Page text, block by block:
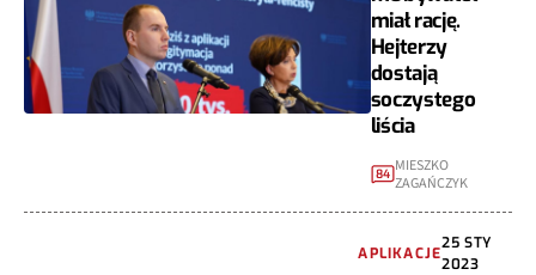
miał rację.
Hejterzy
dostają
soczystego
liścia
84 MIESZKO
ZAGAŃCZYK
APLIKACJE
25 STY
2023